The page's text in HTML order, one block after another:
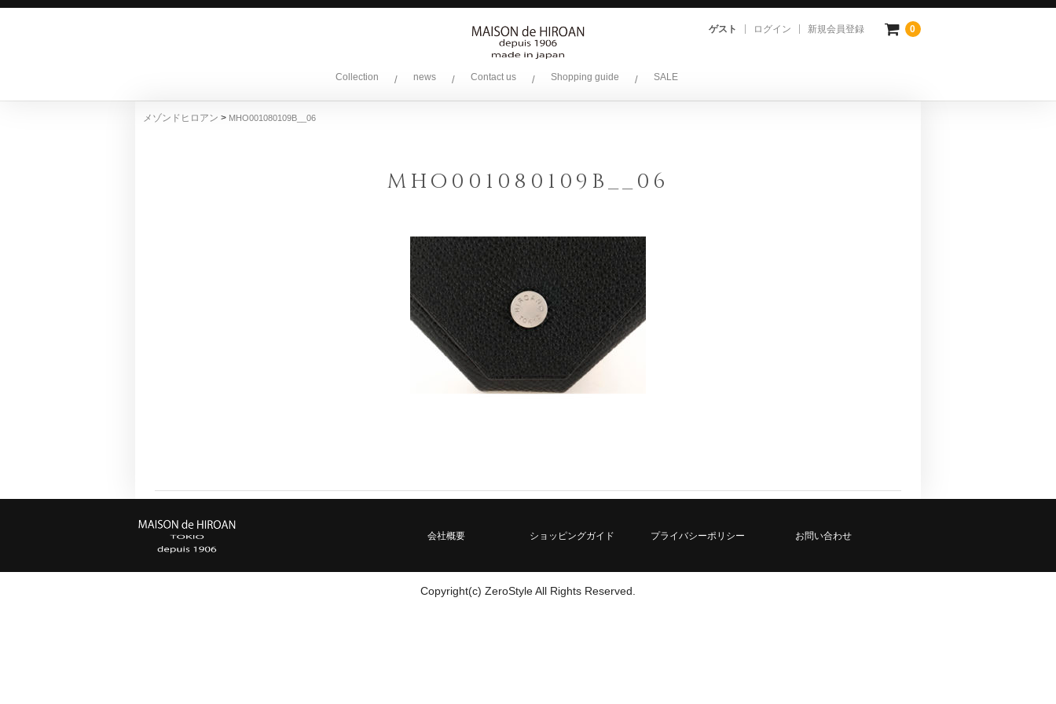
ゲスト ログイン 新規会員登録 0
Collection / news / Contact us / Shopping guide / SALE
メゾンドヒロアン > MHO001080109B__06
MHO001080109B__06
会社概要 ショッピングガイド プライバシーポリシー お問い合わせ
Copyright(c) ZeroStyle All Rights Reserved.